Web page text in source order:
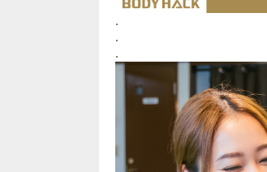
.
.
.